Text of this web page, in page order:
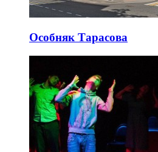
Особняк Тарасова